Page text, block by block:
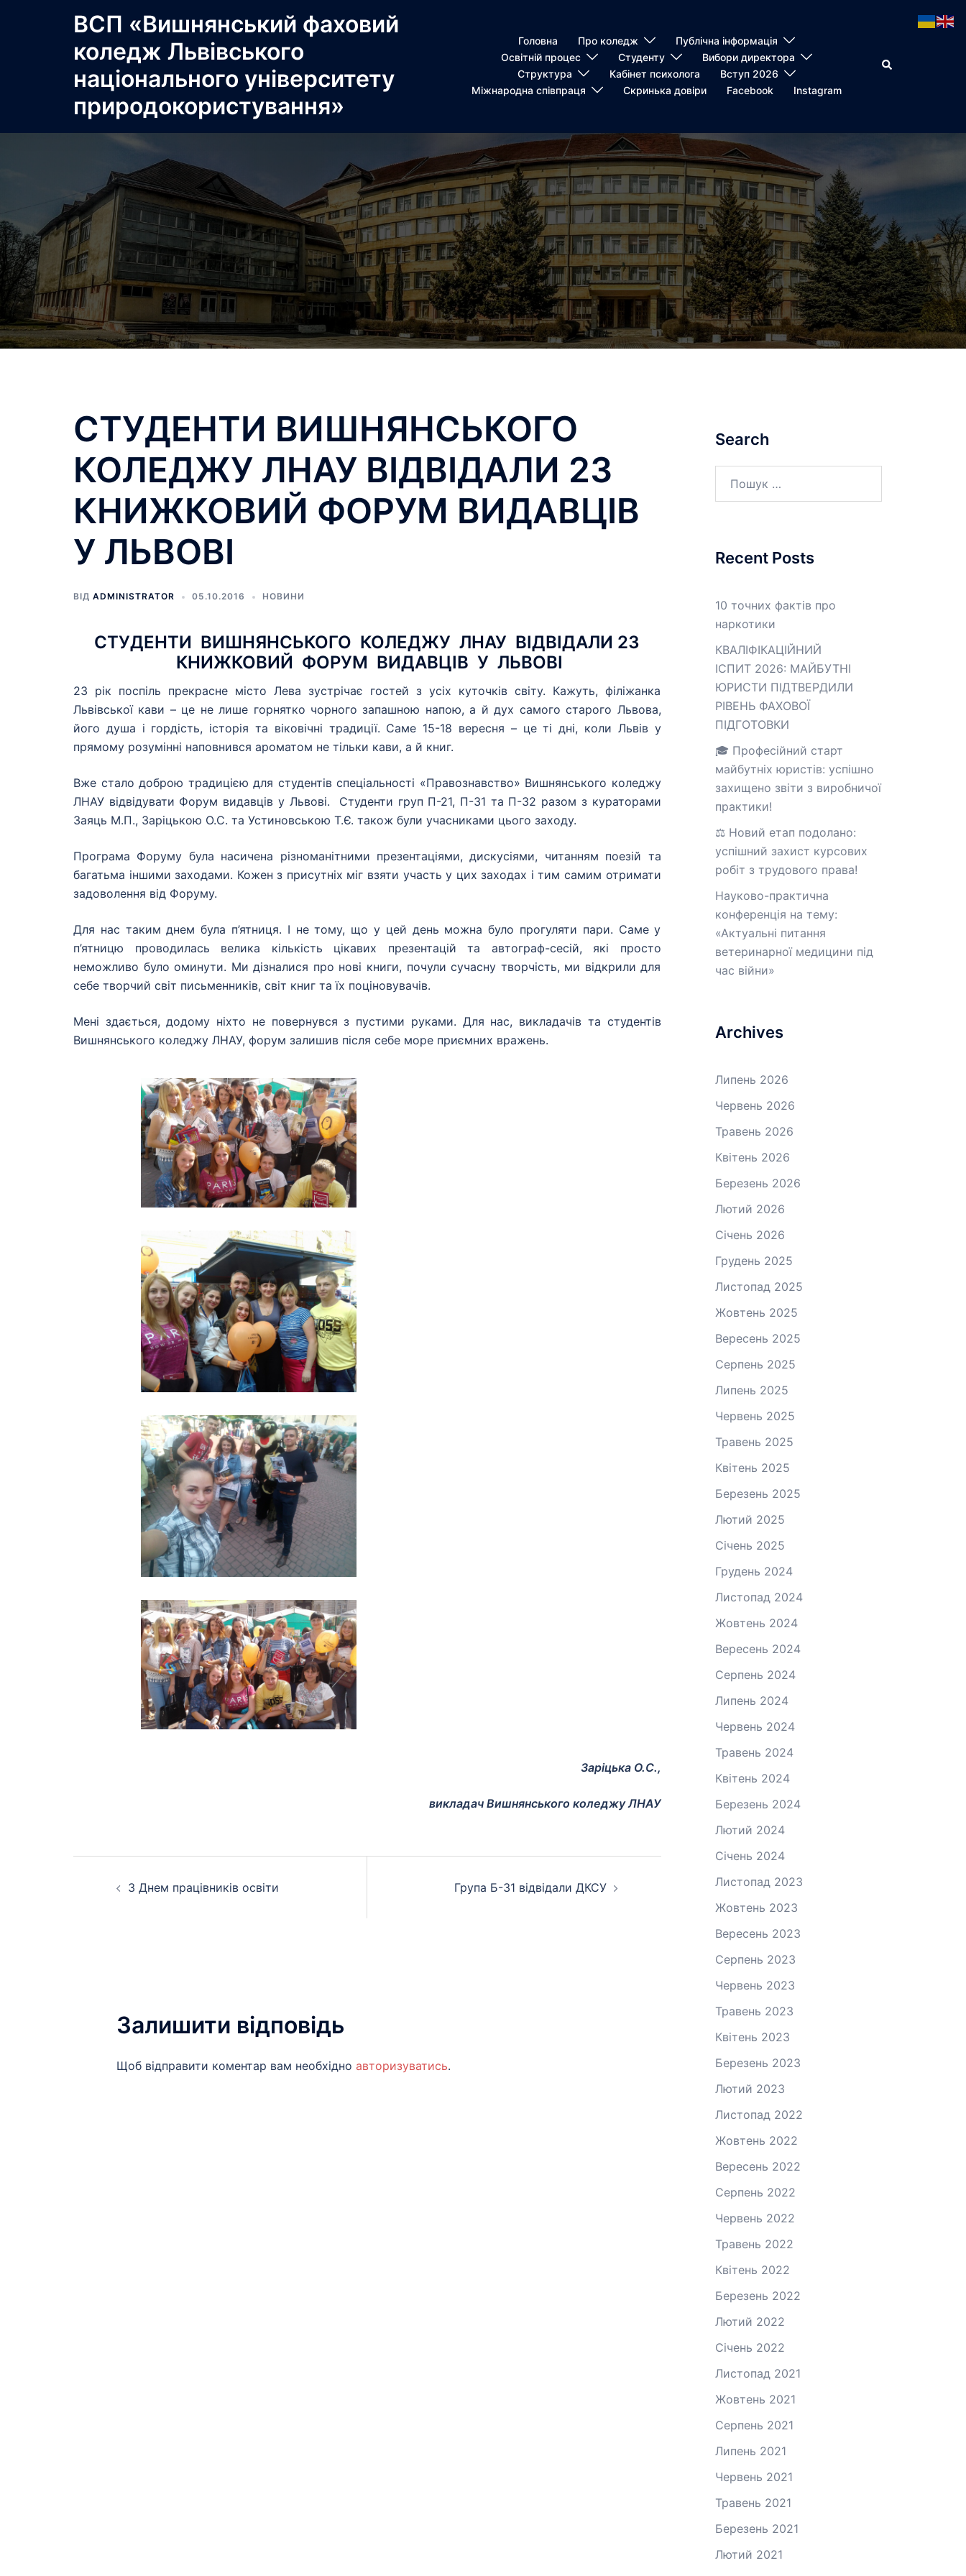
ВСП «Вишнянський фаховий
коледж Львівського
національного університету
природокористування»
Головна Про коледж
Публічна інформація
Освітній процес
Студенту
Вибори директора
Структура
Кабінет психолога
Вступ 2026
Міжнародна співпраця
Скринька довіри Facebook Instagram
Пошук
СТУДЕНТИ ВИШНЯНСЬКОГО
КОЛЕДЖУ ЛНАУ ВІДВІДАЛИ 23
КНИЖКОВИЙ ФОРУМ ВИДАВЦІВ
У ЛЬВОВІ
ВІД ADMINISTRATOR 05.10.2016 НОВИНИ
СТУДЕНТИ ВИШНЯНСЬКОГО КОЛЕДЖУ ЛНАУ ВІДВІДАЛИ 23
КНИЖКОВИЙ ФОРУМ ВИДАВЦІВ У ЛЬВОВІ
23 рік поспіль прекрасне місто Лева зустрічає гостей з усіх куточків світу. Кажуть, філіжанка
Львівської кави – це не лише горнятко чорного запашною напою, а й дух самого старого Львова,
його душа і гордість, історія та віковічні традиції. Саме 15-18 вересня – це ті дні, коли Львів у
прямому розумінні наповнився ароматом не тільки кави, а й книг.
Вже стало доброю традицією для студентів спеціальності «Правознавство» Вишнянського коледжу
ЛНАУ відвідувати Форум видавців у Львові. Студенти груп П-21, П-31 та П-32 разом з кураторами
Заяць М.П., Заріцькою О.С. та Устиновською Т.Є. також були учасниками цього заходу.
Програма Форуму була насичена різноманітними презентаціями, дискусіями, читанням поезій та
багатьма іншими заходами. Кожен з присутніх міг взяти участь у цих заходах і тим самим отримати
задоволення від Форуму.
Для нас таким днем була п’ятниця. І не тому, що у цей день можна було прогуляти пари. Саме у
п’ятницю проводилась велика кількість цікавих презентацій та автограф-сесій, які просто
неможливо було оминути. Ми дізналися про нові книги, почули сучасну творчість, ми відкрили для
себе творчий світ письменників, світ книг та їх поціновувачів.
Мені здається, додому ніхто не повернувся з пустими руками. Для нас, викладачів та студентів
Вишнянського коледжу ЛНАУ, форум залишив після себе море приємних вражень.
Заріцька О.С.,
викладач Вишнянського коледжу ЛНАУ
З Днем працівників освіти Група Б-31 відвідали ДКСУ
Залишити відповідь
Щоб відправити коментар вам необхідно авторизуватись.
Search
Recent Posts
10 точних фактів про
наркотики
КВАЛІФІКАЦІЙНИЙ
ІСПИТ 2026: МАЙБУТНІ
ЮРИСТИ ПІДТВЕРДИЛИ
РІВЕНЬ ФАХОВОЇ
ПІДГОТОВКИ
🎓 Професійний старт
майбутніх юристів: успішно
захищено звіти з виробничої
практики!
⚖️ Новий етап подолано:
успішний захист курсових
робіт з трудового права!
Науково-практична
конференція на тему:
«Актуальні питання
ветеринарної медицини під
час війни»
Archives
Липень 2026
Червень 2026
Травень 2026
Квітень 2026
Березень 2026
Лютий 2026
Січень 2026
Грудень 2025
Листопад 2025
Жовтень 2025
Вересень 2025
Серпень 2025
Липень 2025
Червень 2025
Травень 2025
Квітень 2025
Березень 2025
Лютий 2025
Січень 2025
Грудень 2024
Листопад 2024
Жовтень 2024
Вересень 2024
Серпень 2024
Липень 2024
Червень 2024
Травень 2024
Квітень 2024
Березень 2024
Лютий 2024
Січень 2024
Листопад 2023
Жовтень 2023
Вересень 2023
Серпень 2023
Червень 2023
Травень 2023
Квітень 2023
Березень 2023
Лютий 2023
Листопад 2022
Жовтень 2022
Вересень 2022
Серпень 2022
Червень 2022
Травень 2022
Квітень 2022
Березень 2022
Лютий 2022
Січень 2022
Листопад 2021
Жовтень 2021
Серпень 2021
Липень 2021
Червень 2021
Травень 2021
Березень 2021
Лютий 2021